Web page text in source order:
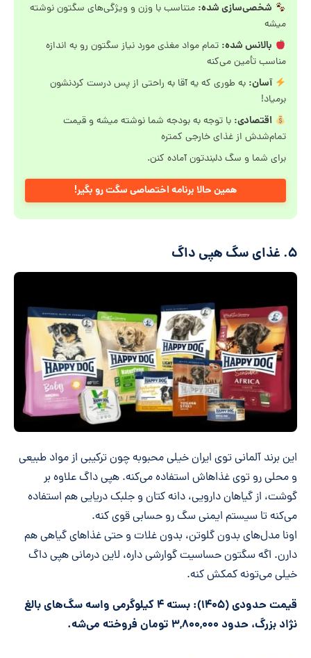
شخصی‌سازی شده: متناسب با وزن و ویژگی‌های سگتون نوشته
میشه
بالانس شده: تمام مواد مغذی مورد نیاز سگتون رو به اندازه
مناسب تأمین می‌کنه
آسان: به طوری که یه آقا به راحتی از پس درست کردنشون
برمیاد!
اقتصادی: با توجه به بودجه شما نوشته میشه و قیمت
تمام‌شدش از غذای خارجی کمتره
برای شما و سگ دلبندتون آماده کنن.
همین حالا برنامه اختصاصی سگت رو بگیر!
۵. غذای سگ هپی داگ
این برند آلمانی توی ایران خیلی محبوبه چون ترکیبی از مواد طبیعی
و محلی رو توی غذاهاش استفاده می‌کنه. هپی داگ علاوه بر
گوشت، از گیاهان دارویی، دانه کتان و جلبک دریایی هم استفاده
می‌کنه تا سیستم ایمنی سگ رو حسابی قوی کنه.
اونا مدل‌های بدون گلوتن، بدون غلات و حتی غذاهای گیاهی هم
دارن. اگه سگتون حساسیت گوارشی داره، لاین درمانی هپی داگ
خیلی می‌تونه کمکش کنه.
قیمت حدودی (۱۴۰۵): بسته ۴ کیلوگرمی واسه سگ‌های بالغ
نژاد بزرگ، حدود ۳,۸۰۰,۰۰۰ تومان فروخته می‌شه.